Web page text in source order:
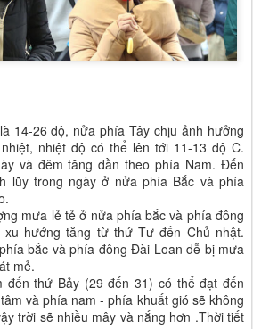
14-26 độ, nửa phía Tây chịu ảnh hưởng
nhiệt độ có thể lên tới 11-13 độ C.
và đêm tăng dần theo phía Nam. Đến
lũy trong ngày ở nửa phía Bắc và phía
mưa lẻ tẻ ở nửa phía bắc và phía đông
hướng tăng từ thứ Tư đến Chủ nhật.
bắc và phía đông Đài Loan dễ bị mưa
mẻ.
đến thứ Bảy (29 đến 31) có thể đạt đến
và phía nam - phía khuất gió sẽ không
trời sẽ nhiều mây và nắng hơn .Thời tiết